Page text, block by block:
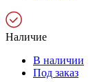
Наличие
В наличии
Под заказ